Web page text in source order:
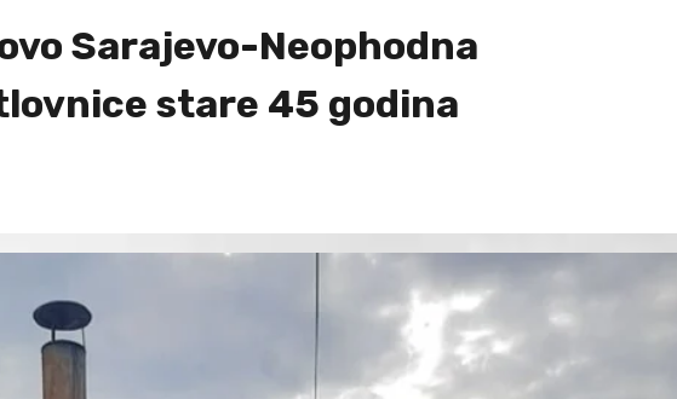
Sarajevo-Neophodna
stare 45 godina